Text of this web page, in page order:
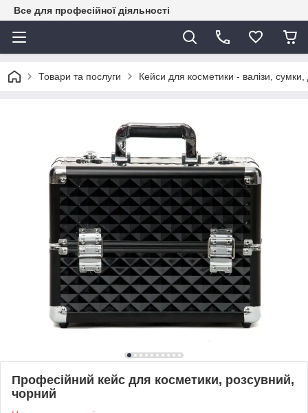
Все для професійної діяльності
Товари та послуги Кейси для косметики - валізи, сумки,
Професійний кейс для косметики, розсувний,
чорний